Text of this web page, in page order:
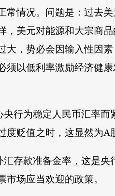
常情况。问题是：过去
美元对能源和大宗商
，势必会因输入性因
以低利率激励经济健
行为稳定人民币汇率
贬值之时，这显然为A
存款准备金率，这是
场应当欢迎的政策。